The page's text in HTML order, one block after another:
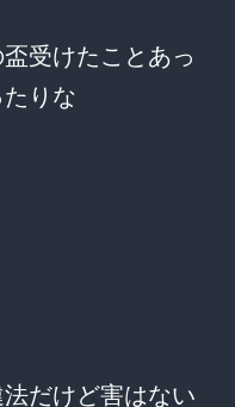
受けたことあっ
りな
だけど害はない